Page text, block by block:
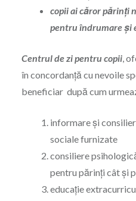
copii ai căror părinți
pentru îndrumare şi
Centrul de zi pentru copii,
în concordanță cu nevoile
beneficiar după cum
informare şi
sociale furnizate
consiliere
pentru părinți cât și
educaţie